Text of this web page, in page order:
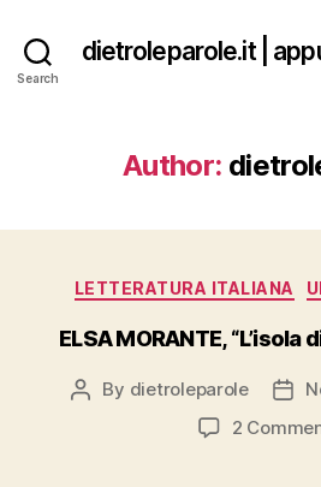
Search
dietroleparole.it |
Author:
LETTERATURA ITALIANA
ELSA MORANTE, “L’isola
Post
By dietroleparole
Post
2